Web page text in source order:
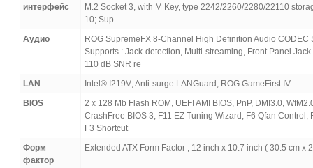
интерфейс
M.2 Socket 3, with M Key, type 2242/2260/2280/22110
10; Sup
Аудио
ROG SupremeFX 8-Channel High Definition Audio
Supports : Jack-detection, Multi-streaming, Front Panel
110 dB SNR re
LAN
Intel® I219V; Anti-surge LANGuard; ROG GameFirst IV.
BIOS
2 x 128 Mb Flash ROM, UEFI AMI BIOS, PnP, DMI3.0,
CrashFree BIOS 3, F11 EZ Tuning Wizard, F6 Qfan
F3 Shortcut
Форм
фактор
Extended ATX Form Factor ; 12 inch x 10.7 inch ( 30.5 cm x